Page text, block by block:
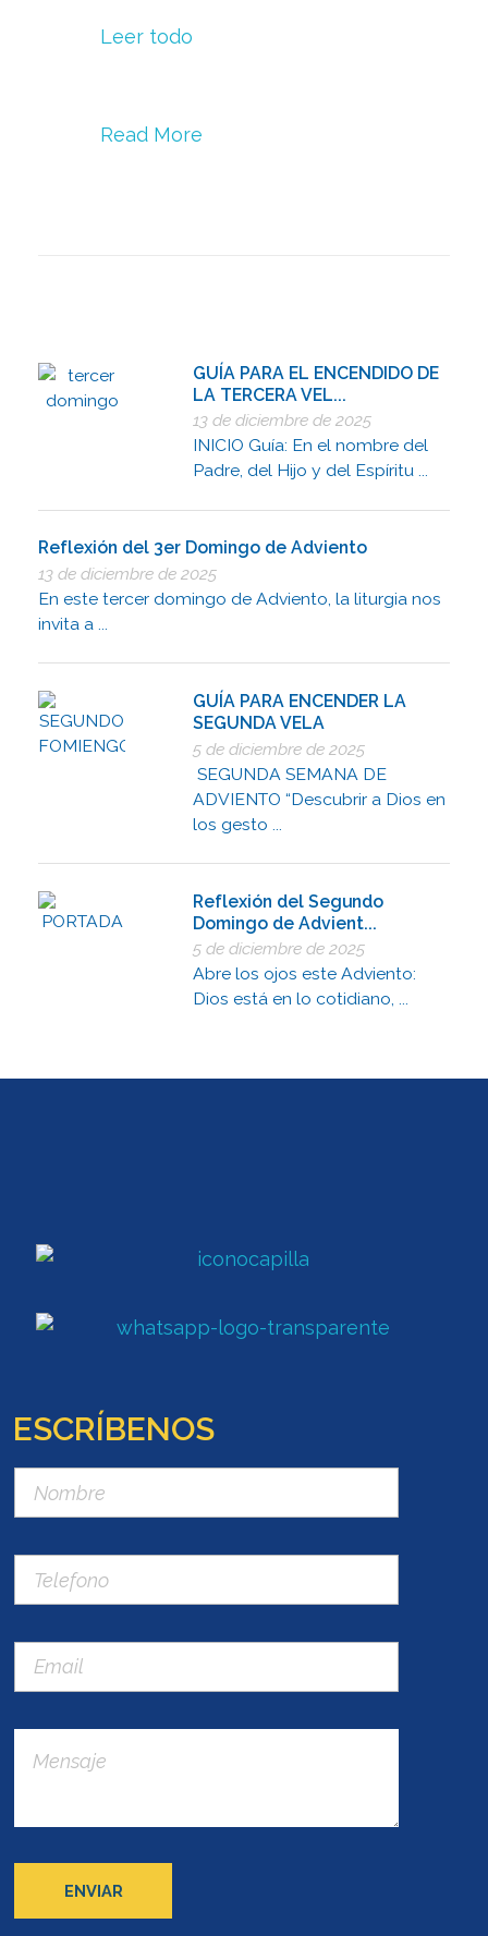
Leer todo
Read More
GUÍA PARA EL ENCENDIDO DE
LA TERCERA VEL...
13 de diciembre de 2025
INICIO Guía: En el nombre del
Padre, del Hijo y del Espíritu ...
Reflexión del 3er Domingo de Adviento
13 de diciembre de 2025
En este tercer domingo de Adviento, la liturgia nos
invita a ...
GUÍA PARA ENCENDER LA
SEGUNDA VELA
5 de diciembre de 2025
SEGUNDA SEMANA DE
ADVIENTO “Descubrir a Dios en
los gesto ...
Reflexión del Segundo
Domingo de Advient...
5 de diciembre de 2025
Abre los ojos este Adviento:
Dios está en lo cotidiano, ...
ESCRÍBENOS